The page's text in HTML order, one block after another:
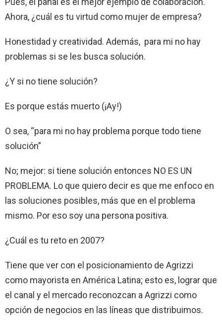
Ahora, ¿cuál es tu virtud como mujer de empresa?
Honestidad y creatividad. Además, para mi no hay
problemas si se les busca solución.
¿Y si no tiene solución?
Es porque estás muerto (¡Ay!)
O sea, “para mi no hay problema porque todo tiene
solución”
No; mejor: si tiene solución entonces NO ES UN
PROBLEMA. Lo que quiero decir es que me enfoco en
las soluciones posibles, más que en el problema
mismo. Por eso soy una persona positiva.
¿Cuál es tu reto en 2007?
Tiene que ver con el posicionamiento de Agrizzi
como mayorista en América Latina; esto es, lograr que
el canal y el mercado reconozcan a Agrizzi como
opción de negocios en las líneas que distribuimos.